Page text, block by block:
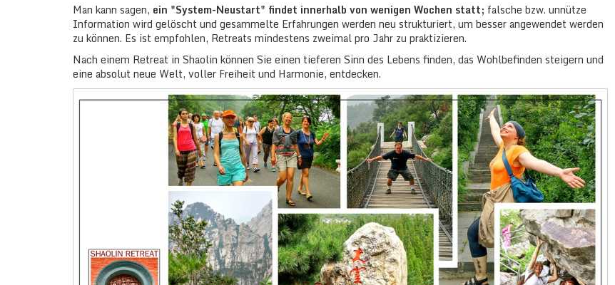
Man kann sagen, ein "System-Neustart" findet innerhalb von wenigen Wochen statt; falsche bzw. unnütze
Information wird gelöscht und gesammelte Erfahrungen werden neu strukturiert, um besser angewendet werden
zu können. Es ist empfohlen, Retreats mindestens zweimal pro Jahr zu praktizieren.
Nach einem Retreat in Shaolin können Sie einen tieferen Sinn des Lebens finden, das Wohlbefinden steigern und
eine absolut neue Welt, voller Freiheit und Harmonie, entdecken.